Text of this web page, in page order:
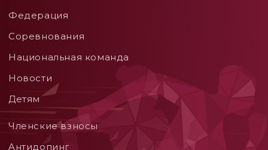
Федерация
Соревнования
Национальная команда
Новости
Детям
Членские взносы
Aнтидопинг